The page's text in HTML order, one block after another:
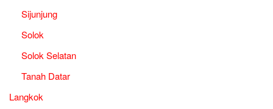
Sijunjung
Solok
Solok Selatan
Tanah Datar
Langkok